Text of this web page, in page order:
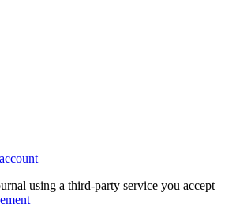
using a third-party service you accept